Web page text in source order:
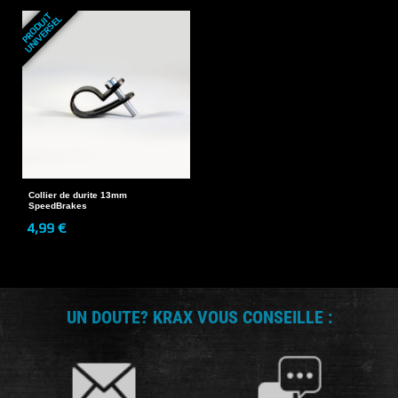
P
R
O
D
U
I
T
U
N
I
V
E
R
S
E
L
Collier de durite 13mm
SpeedBrakes
4,99 €
UN DOUTE? KRAX VOUS CONSEILLE :